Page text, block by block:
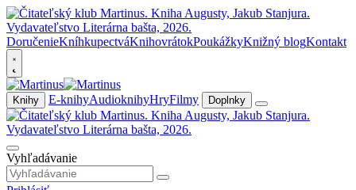
DoručenieKníhkupectváKnihovrátokPoukážkyKnižný blogKontakt
Knihy E-knihyAudioknihyHryFilmy Doplnky
Vyhľadávanie